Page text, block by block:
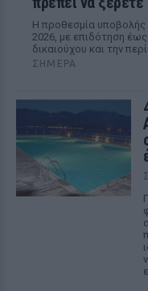
Η προθεσμία υποβολής
2026, με επιδότηση
δικαιούχου και την
ΣΉΜΕΡΑ